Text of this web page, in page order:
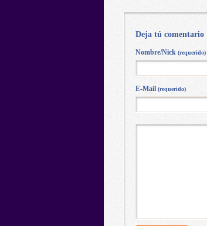
Deja tú comentario
Nombre/Nick (requerido)
E-Mail (requerido)